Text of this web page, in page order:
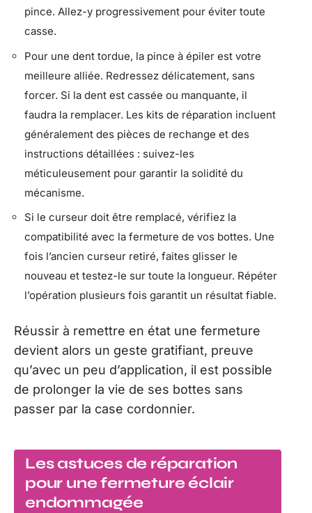
pince. Allez-y progressivement pour éviter toute
casse.
Pour une dent tordue, la pince à épiler est votre
meilleure alliée. Redressez délicatement, sans
forcer. Si la dent est cassée ou manquante, il
faudra la remplacer. Les kits de réparation incluent
généralement des pièces de rechange et des
instructions détaillées : suivez-les
méticuleusement pour garantir la solidité du
mécanisme.
Si le curseur doit être remplacé, vérifiez la
compatibilité avec la fermeture de vos bottes. Une
fois l’ancien curseur retiré, faites glisser le
nouveau et testez-le sur toute la longueur. Répéter
l’opération plusieurs fois garantit un résultat fiable.
Réussir à remettre en état une fermeture
devient alors un geste gratifiant, preuve
qu’avec un peu d’application, il est possible
de prolonger la vie de ses bottes sans
passer par la case cordonnier.
Les astuces de réparation
pour une fermeture éclair
endommagée